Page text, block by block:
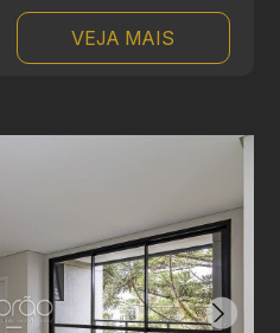
VEJA MAIS